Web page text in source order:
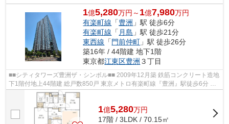
1億5,280万円～ 1億7,980万円
有楽町線 「豊洲 」駅 徒歩6分
有楽町線 「 月島 」駅 徒歩21分
東西線 「 門前仲町 」駅 徒歩26分
築16年 / 44階建 地下1階
東京都江東区豊洲 ３丁目
■■シティタワーズ豊洲ザ・シンボル■■ 2009年12月築 鉄筋コンクリート造地
下1階付地上44階建 総戸数850戸 東京メトロ有楽町線『豊洲』駅徒歩6分 ス
カイラウンジ（32F）・スカイデ...
1億5,280万円
17階 / 3LDK / 70.15㎡